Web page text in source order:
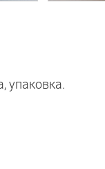
упаковка.